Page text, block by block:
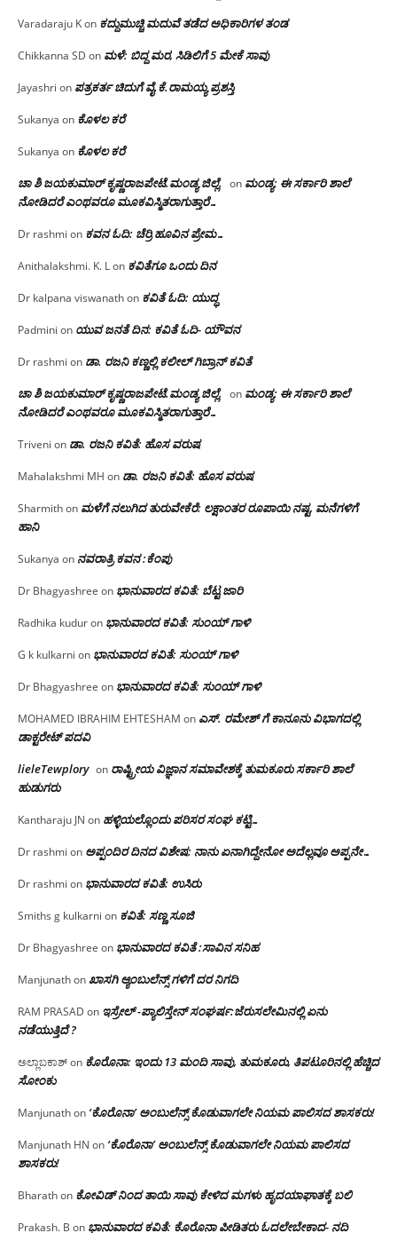
Varadaraju Kon ಕದ್ದುಮುಚ್ಚಿ ಮದುವೆ ತಡೆದ ಅಧಿಕಾರಿಗಳ ತಂಡ
Chikkanna SD on ಮಳೆ: ಬಿದ್ದ ಮರ, ಸಿಡಿಲಿಗೆ 5 ಮೇಕೆ ಸಾವು
Jayashri on ಪತ್ರಕರ್ತ ಚಿದುಗೆ ವೈ.ಕೆ.ರಾಮಯ್ಯ ಪ್ರಶಸ್ತಿ
Sukanya on ಕೊಳಲ ಕರೆ
Sukanya on ಕೊಳಲ ಕರೆ
ಚಾ ಶಿ ಜಯಕುಮಾರ್ ಕೃಷ್ಣರಾಜಪೇಟೆ.ಮಂಡ್ಯ ಜಿಲ್ಲೆ. on ಮಂಡ್ಯ: ಈ ಸರ್ಕಾರಿ ಶಾಲೆ
ನೋಡಿದರೆ ಎಂಥವರೂ ಮೂಕವಿಸ್ಮಿತರಾಗುತ್ತಾರೆ…
Dr rashmi on ಕವನ ಓದಿ: ಚೆರ್ರಿ ಹೂವಿನ ಪ್ರೇಮ…
Anithalakshmi. K. Lon ಕವಿತೆಗೂ ಒಂದು ದಿನ
Dr kalpana viswanathon ಕವಿತೆ ಓದಿ: ಯುದ್ಧ
Padmini on ಯುವ ಜನತೆ ದಿನ: ಕವಿತೆ ಓದಿ- ಯೌವನ
Dr rashmi on ಡಾ. ರಜನಿ‌ ಕಣ್ಣಲ್ಲಿ ಕಲೀಲ್ ಗಿಬ್ರಾನ್ ಕವಿತೆ
ಚಾ ಶಿ ಜಯಕುಮಾರ್ ಕೃಷ್ಣರಾಜಪೇಟೆ.ಮಂಡ್ಯ ಜಿಲ್ಲೆ. on ಮಂಡ್ಯ: ಈ ಸರ್ಕಾರಿ ಶಾಲೆ
ನೋಡಿದರೆ ಎಂಥವರೂ ಮೂಕವಿಸ್ಮಿತರಾಗುತ್ತಾರೆ…
Triveni on ಡಾ. ರಜನಿ ಕವಿತೆ: ಹೊಸ ವರುಷ
Mahalakshmi MH on ಡಾ. ರಜನಿ ಕವಿತೆ: ಹೊಸ ವರುಷ
Sharmithon ಮಳೆಗೆ ನಲುಗಿದ ತುರುವೇಕೆರೆ: ಲಕ್ಷಾಂತರ ರೂಪಾಯಿ ನಷ್ಟ, ಮನೆಗಳಿಗೆ
ಹಾನಿ
Sukanya on ನವರಾತ್ರಿ ಕವನ :ಕೆಂಪು
Dr Bhagyashree on ಭಾನುವಾರದ ಕವಿತೆ: ಬೆಟ್ಟ ಜಾರಿ
Radhika kuduron ಭಾನುವಾರದ ಕವಿತೆ: ಸುಂಯ್ ಗಾಳಿ
G k kulkarni on ಭಾನುವಾರದ ಕವಿತೆ: ಸುಂಯ್ ಗಾಳಿ
Dr Bhagyashree on ಭಾನುವಾರದ ಕವಿತೆ: ಸುಂಯ್ ಗಾಳಿ
MOHAMED IBRAHIM EHTESHAM on ಎಸ್. ರಮೇಶ್ ಗೆ ಕಾನೂನು ವಿಭಾಗದಲ್ಲಿ
ಡಾಕ್ಟರೇಟ್ ಪದವಿ
lieleTewplory on ರಾಷ್ಟ್ರೀಯ ವಿಜ್ಞಾನ ಸಮಾವೇಶಕ್ಕೆ‌ ತುಮಕೂರು ಸರ್ಕಾರಿ ಶಾಲೆ
ಹುಡುಗರು
Kantharaju JN on ಹಳ್ಳಿಯಲ್ಲೊಂದು ಪರಿಸರ ಸಂಘ ಕಟ್ಟಿ…
Dr rashmi on ಅಪ್ಪಂದಿರ ದಿನದ ವಿಶೇಷ: ನಾನು ಏನಾಗಿದ್ದೇನೋ‌ ಅದೆಲ್ಲವೂ ಅಪ್ಪನೇ…
Dr rashmi on ಭಾನುವಾರದ ಕವಿತೆ: ಉಸಿರು
Smiths g kulkarni on ಕವಿತೆ: ಸಣ್ಣ ಸೂಜಿ
Dr Bhagyashree on ಭಾನುವಾರದ ಕವಿತೆ :ಸಾವಿನ ಸನಿಹ
Manjunathonಖಾಸಗಿ ಆ್ಯಂಬುಲೆನ್ಸ್ ಗಳಿಗೆ ದರ ನಿಗದಿ
RAM PRASAD on ಇಸ್ರೇಲ್ -ಪ್ಯಾಲಿಸ್ತೇನ್ ಸಂಘರ್ಷ:ಜೆರುಸಲೇಮಿನಲ್ಲಿ ಏನು
ನಡೆಯುತ್ತಿದೆ ?
ಅಲ್ಲಾಬಕಾಶ್on ಕೊರೊನಾ: ಇಂದು 13 ಮಂದಿ ಸಾವು, ತುಮಕೂರು, ತಿಪಟೂರಿನಲ್ಲಿ ಹೆಚ್ಚಿದ
ಸೋಂಕು
Manjunathon ‘ಕೊರೊನಾ’ ಅಂಬುಲೆನ್ಸ್ ಕೊಡುವಾಗಲೇ ನಿಯಮ ಪಾಲಿಸದ ಶಾಸಕರು!
Manjunath HN on ‘ಕೊರೊನಾ’ ಅಂಬುಲೆನ್ಸ್ ಕೊಡುವಾಗಲೇ ನಿಯಮ ಪಾಲಿಸದ
ಶಾಸಕರು!
Bharathon ಕೋವಿಡ್ ನಿಂದ ತಾಯಿ ಸಾವು ಕೇಳಿದ ಮಗಳು ಹೃದಯಾಘಾತಕ್ಕೆ ಬಲಿ
Prakash. B on ಭಾನುವಾರದ ಕವಿತೆ: ಕೊರೊನಾ ಪೀಡಿತರು ಓದಲೇಬೇಕಾದ- ನದಿ